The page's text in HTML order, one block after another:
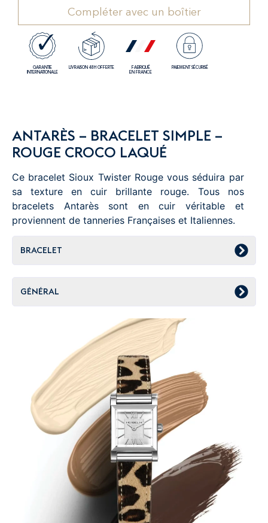
Compléter avec un boîtier
GARANTIE
INTERNATIONALE
LIVRAISON 48H OFFERTE
FABRIQUÉ
EN FRANCE
PAIEMENT SÉCURISÉ
ANTARÈS – BRACELET SIMPLE –
ROUGE CROCO LAQUÉ
Ce bracelet Sioux Twister Rouge vous séduira par
sa texture en cuir brillante rouge. Tous nos
bracelets Antarès sont en cuir véritable et
proviennent de tanneries Françaises et Italiennes.
BRACELET
GÉNÉRAL